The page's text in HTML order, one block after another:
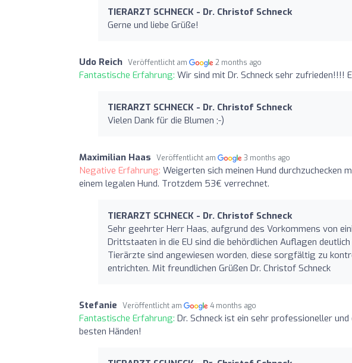
TIERARZT SCHNECK - Dr. Christof Schneck
Gerne und liebe Grüße!
Udo Reich Veröffentlicht am 2 months ago
Fantastische Erfahrung: Wir sind mit Dr. Schneck sehr
TIERARZT SCHNECK - Dr. Christof Schneck
Vielen Dank für die Blumen ;-)
Maximilian Haas Veröffentlicht am 3 months ago
Negative Erfahrung: Weigerten sich meinen Hund durchzuchecken
einem legalen Hund. Trotzdem 53€ verrechnet.
TIERARZT SCHNECK - Dr. Christof Schneck
Sehr geehrter Herr Haas, aufgrund des Vorkommens von
Drittstaaten in die EU sind die behördlichen Auflagen
Tierärzte sind angewiesen worden, diese sorgfältig zu
entrichten. Mit freundlichen Grüßen Dr. Christof Schneck
Stefanie Veröffentlicht am 4 months ago
Fantastische Erfahrung: Dr. Schneck ist ein sehr professioneller
besten Händen!